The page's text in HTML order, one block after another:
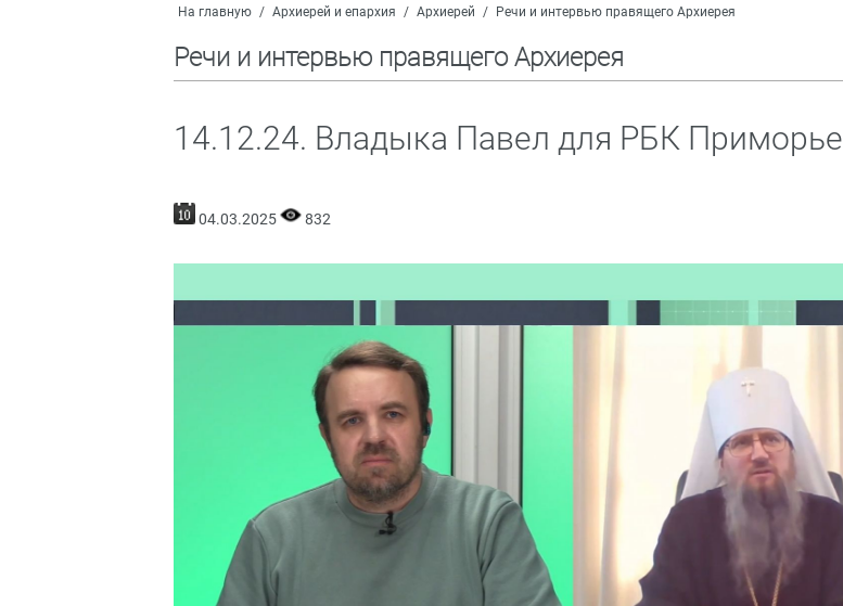
На главную / Архиерей и епархия / Архиерей / Речи и интервью правящего Архиерея
Речи и интервью правящего Архиерея
14.12.24. Владыка Павел для РБК Приморье
04.03.2025 832